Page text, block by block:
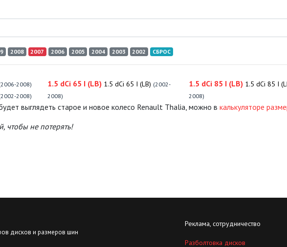
2008 2007 2006 2005 2004 2003 2002 СБРОС
2008)
2008)
1.5 dCi 65 I (LB) 1.5 dCi 65 I (LB) (2002-
2008)
1.5 dCi 85 I (LB) 1.5 dCi 85 I
2008)
выглядеть старое и новое колесо Renault Thalia, можно в калькуляторе
чтобы не потерять!
дисков и размеров шин
Реклама, сотрудничество
Разболтовка дисков